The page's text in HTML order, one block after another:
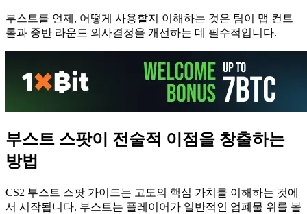
부스트를 언제, 어떻게 사용할지 이해하는 것은 팀이 맵 컨트
롤과 중반 라운드 의사결정을 개선하는 데 필수적입니다.
부스트 스팟이 전술적 이점을 창출하는
방법
CS2 부스트 스팟 가이드는 고도의 핵심 가치를 이해하는 것에
서 시작됩니다. 부스트는 플레이어가 일반적인 엄폐물 위를 볼